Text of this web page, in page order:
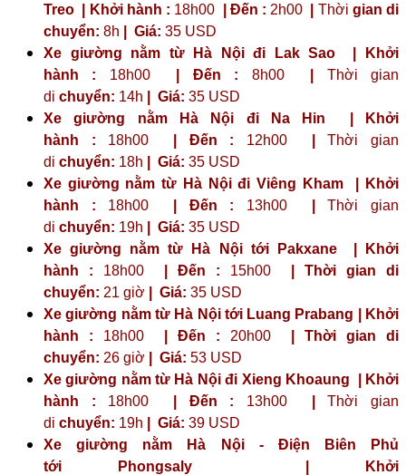
Treo | Khởi hành : 18h00 | Đến : 2h00 Thời gian di
chuyển: 8h Giá: 35 USD
Xe giường nằm từ Hà Nội đi Lak Sao | Khởi
hành : 18h00| Đến : 8h00| Thời gian
di chuyển: 14h Giá: 35 USD
Xe giường nằm Hà Nội đi Na Hin | Khởi
hành : 18h00 | Đến : 12h00|Thời gian
di chuyển: 18h Giá: 35 USD
Xe giường nằm từ Hà Nội đi Viêng Kham | Khởi
hành : 18h00 | Đến : 13h00|Thời gian
di chuyển: 19h Giá: 35 USD
Xe giường nằm từ Hà Nội tới Pakxane | Khởi
hành : 18h00 | Đến : 15h00 | Thời gian di
chuyển: 21 giờ | Giá: 35 USD
Xe giường nằm từ Hà Nội tới Luang Prabang | Khởi
hành : 18h00 | Đến : 20h00 | Thời gian di
chuyển: 26 giờ | Giá: 53 USD
Xe giường nằm từ Hà Nội đi Xieng Khoaung | Khởi
hành : 18h00 | Đến : 13h00|Thời gian
di chuyển: 19h Giá: 39 USD
Xe giường nằm Hà Nội - Điện Biên Phủ
tới
Phongsaly | Khởi